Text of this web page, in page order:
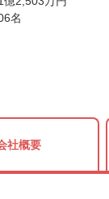
名
社概要